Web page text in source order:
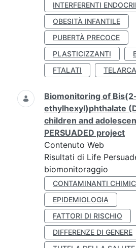
INTERFERENTI
OBESITÀ INFANTILE
PUBERTÀ PRECOCE
PLASTICIZZANTI
FTALATI
Biomonitoring of
ethylhexyl)phthalate
children and
PERSUADED project
Contenuto Web
Risultati di Life
biomonitoraggio
CONTAMINANTI
EPIDEMIOLOGIA
FATTORI DI RISCHIO
DIFFERENZE DI GENERE